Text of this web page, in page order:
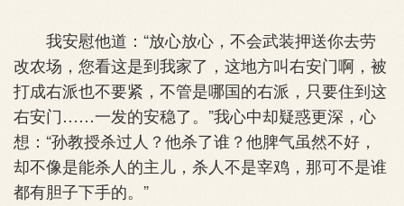
我安慰他道：“放心放心，不会武装押送你去劳
改农场，您看这是到我家了，这地方叫右安门啊，被
打成右派也不要紧，不管是哪国的右派，只要住到这
右安门……一发的安稳了。”我心中却疑惑更深，心
想：“孙教授杀过人？他杀了谁？他脾气虽然不好，
却不像是能杀人的主儿，杀人不是宰鸡，那可不是谁
都有胆子下手的。”